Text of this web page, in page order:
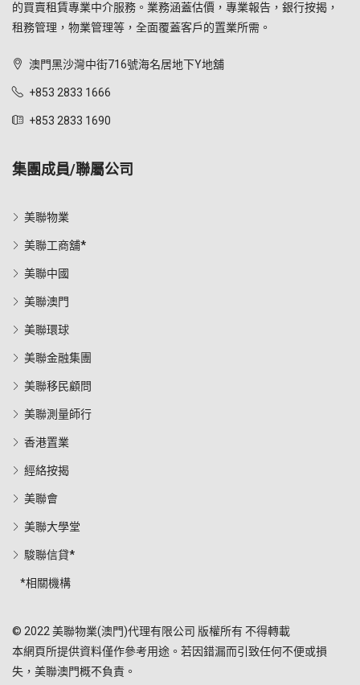
的買賣租賃專業中介服務。業務涵蓋估價，專業報告，銀行按揭，
租務管理，物業管理等，全面覆蓋客戶的置業所需。
澳門黑沙灣中街716號海名居地下Y地舖
+853 2833 1666
+853 2833 1690
集團成員/聯屬公司
美聯物業
美聯工商舖*
美聯中國
美聯澳門
美聯環球
美聯金融集團
美聯移民顧問
美聯測量師行
香港置業
經絡按揭
美聯會
美聯大學堂
駿聯信貸*
*相關機構
© 2022 美聯物業(澳門)代理有限公司 版權所有 不得轉載
本網頁所提供資料僅作參考用途。若因錯漏而引致任何不便或損
失，美聯澳門概不負責。